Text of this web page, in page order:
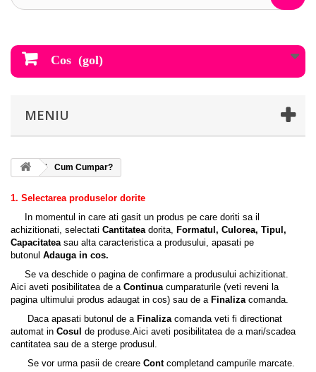
Cos (gol)
MENIU
Cum Cumpar?
1. Selectarea produselor dorite
In momentul in care ati gasit un produs pe care doriti sa il
achizitionati, selectati Cantitateadorita, Formatul, Culorea, Tipul,
Capacitateasau alta caracteristica a produsului, apasati pe
butonul Adauga in cos.
Se va deschide o pagina de confirmare a produsului achizitionat.
Aici aveti posibilitatea de a Continuacumparaturile (veti reveni la
pagina ultimului produs adaugat in cos) sau de a Finalizacomanda.
Daca apasati butonul de a Finalizacomanda veti fi directionat
automat in Cosul de produse.Aici aveti posibilitatea de a mari/scadea
cantitatea sau de a sterge produsul.
Se vor urma pasii de creare Contcompletand campurile marcate.